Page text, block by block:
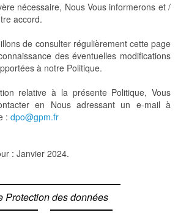
nécessaire, Nous Vous informerons et /
accord.
de consulter régulièrement cette page
des éventuelles modifications
à notre Politique.
relative à la présente Politique, Vous
en Nous adressant un e-mail à
: dpo@gpm.fr
: Janvier 2024.
Protection des données